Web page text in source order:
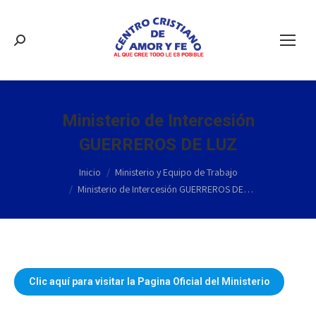
Buscar:
Ministerio de Intercesión
GUERREROS DE LUZ
Inicio
Ministerio y Equipo de Trabajo
Ministerio de Intercesión GUERREROS DE…
Clic aquí para visitar la Pagina Oficial del Ministerio